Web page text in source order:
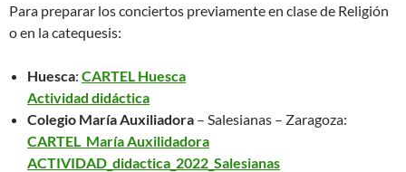
Para preparar los conciertos previamente en clase de Religión
o en la catequesis:
Huesca: CARTEL Huesca
Actividad didáctica
Colegio María Auxiliadora – Salesianas – Zaragoza:
CARTEL María Auxilidadora
ACTIVIDAD_didactica_2022_Salesianas